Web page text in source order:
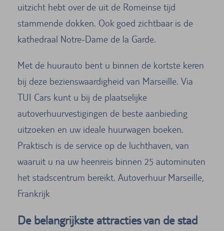
uitzicht hebt over de uit de Romeinse tijd
stammende dokken. Ook goed zichtbaar is de
kathedraal Notre-Dame de la Garde.
Met de huurauto bent u binnen de kortste keren
bij deze bezienswaardigheid van Marseille. Via
TUI Cars kunt u bij de plaatselijke
autoverhuurvestigingen de beste aanbieding
uitzoeken en uw ideale huurwagen boeken.
Praktisch is de service op de luchthaven, van
waaruit u na uw heenreis binnen 25 autominuten
het stadscentrum bereikt. Autoverhuur Marseille,
Frankrijk
De belangrijkste attracties van de stad